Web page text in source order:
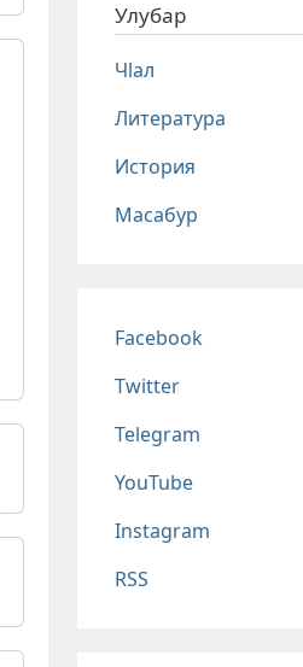
Улубар
Чlал
Литература
История
Масабур
Соц сети
Facebook
Twitter
Telegram
YouTube
Instagram
RSS